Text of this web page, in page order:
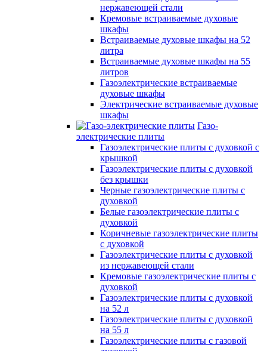
нержавеющей стали
Кремовые встраиваемые духовые
шкафы
Встраиваемые духовые шкафы на 52
литра
Встраиваемые духовые шкафы на 55
литров
Газоэлектрические встраиваемые
духовые шкафы
Электрические встраиваемые духовые
шкафы
Газо-
электрические плиты
Газоэлектрические плиты с духовкой с
крышкой
Газоэлектрические плиты с духовкой
без крышки
Черные газоэлектрические плиты с
духовкой
Белые газоэлектрические плиты с
духовкой
Коричневые газоэлектрические плиты
с духовкой
Газоэлектрические плиты с духовкой
из нержавеющей стали
Кремовые газоэлектрические плиты с
духовкой
Газоэлектрические плиты с духовкой
на 52 л
Газоэлектрические плиты с духовкой
на 55 л
Газоэлектрические плиты с газовой